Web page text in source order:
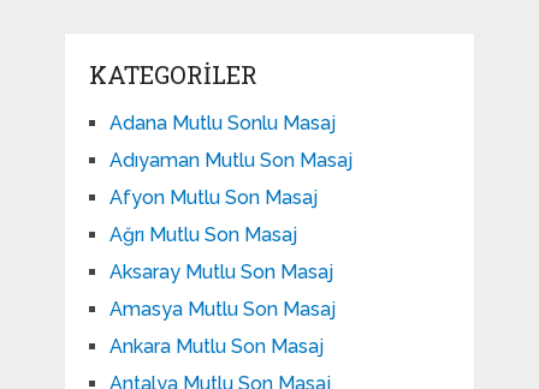
KATEGORILER
Adana Mutlu Sonlu Masaj
Adıyaman Mutlu Son Masaj
Afyon Mutlu Son Masaj
Ağrı Mutlu Son Masaj
Aksaray Mutlu Son Masaj
Amasya Mutlu Son Masaj
Ankara Mutlu Son Masaj
Antalya Mutlu Son Masaj